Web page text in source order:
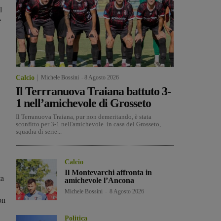
Calcio Michele Bossini 8 Agosto 2026
Il Terrranuova Traiana battuto 3-
1 nell’amichevole di Grosseto
Il Terranuova Traiana, pur non demeritando, è stata
sconfitto per 3-1 nell'amichevole in casa del Grosseto,
squadra di serie...
Calcio
Il Montevarchi affronta in
amichevole l’Ancona
Michele Bossini 8 Agosto 2026
Politica